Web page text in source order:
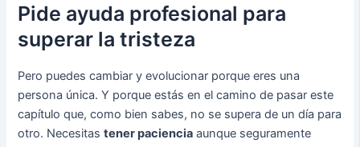
Pide ayuda profesional para
superar la tristeza
Pero puedes cambiar y evolucionar porque eres una
persona única. Y porque estás en el camino de pasar este
capítulo que, como bien sabes, no se supera de un día para
otro. Necesitastener paciencia aunque seguramente